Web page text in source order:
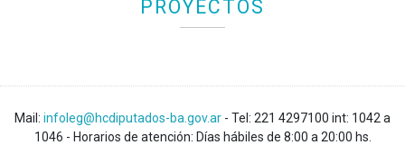
PROYECTOS
Mail: infoleg@hcdiputados-ba.gov.ar - Tel: 221 4297100 int: 1042 a
1046 - Horarios de atención: Días hábiles de 8:00 a 20:00 hs.